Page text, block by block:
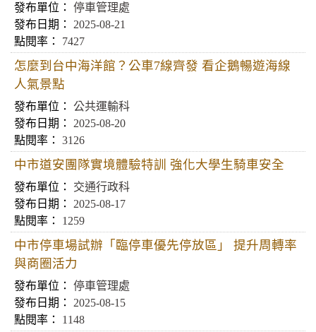
停車管理處
2025-08-21
7427
怎麼到台中海洋館？公車7線齊發 看企鵝暢遊海線
人氣景點
公共運輸科
2025-08-20
3126
中市道安團隊實境體驗特訓 強化大學生騎車安全
交通行政科
2025-08-17
1259
中市停車場試辦「臨停車優先停放區」 提升周轉率
與商圈活力
停車管理處
2025-08-15
1148